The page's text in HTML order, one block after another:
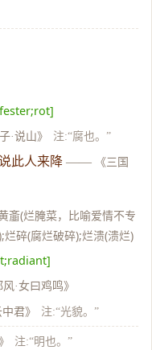
·说山》 注:“腐也。”
此人来降 ——
《三国
齑(烂腌菜，比喻爱情不专
碎(腐烂破碎);烂溃(溃烂)
风·女曰鸡鸣》
君》 注:“光貌。”
注:“明也。”